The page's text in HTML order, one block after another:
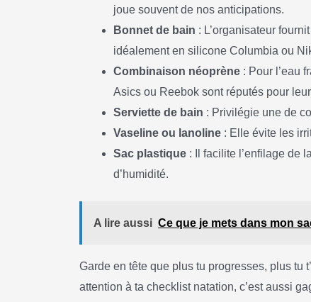
joue souvent de nos anticipations.
Bonnet de bain : L’organisateur
idéalement en silicone Columbia ou
Combinaison néoprène : Pour l’eau
Asics ou Reebok sont réputés pour
Serviette de bain : Privilégie une de
Vaseline ou lanoline : Elle évite les
Sac plastique : Il facilite l’enfilage de
d’humidité.
A lire aussi Ce que je mets dans mon
Garde en tête que plus tu progresses, plus tu
attention à ta checklist natation, c’est aussi